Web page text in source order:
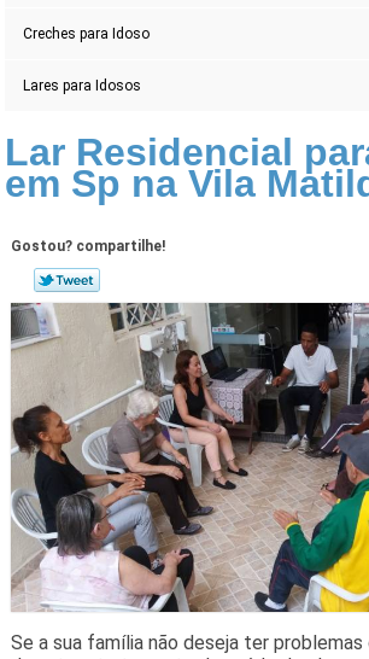
Creches para Idoso
Lares para Idosos
Lar Residencial
em Sp na Vila
Gostou? compartilhe!
Se a sua família não deseja ter